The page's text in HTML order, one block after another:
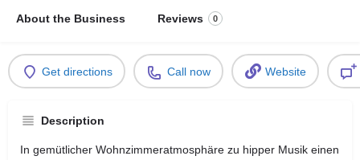
About the Business Reviews 0
Get directions Call now Website
Description
In gemütlicher Wohnzimmeratmosphäre zu hipper Musik einen